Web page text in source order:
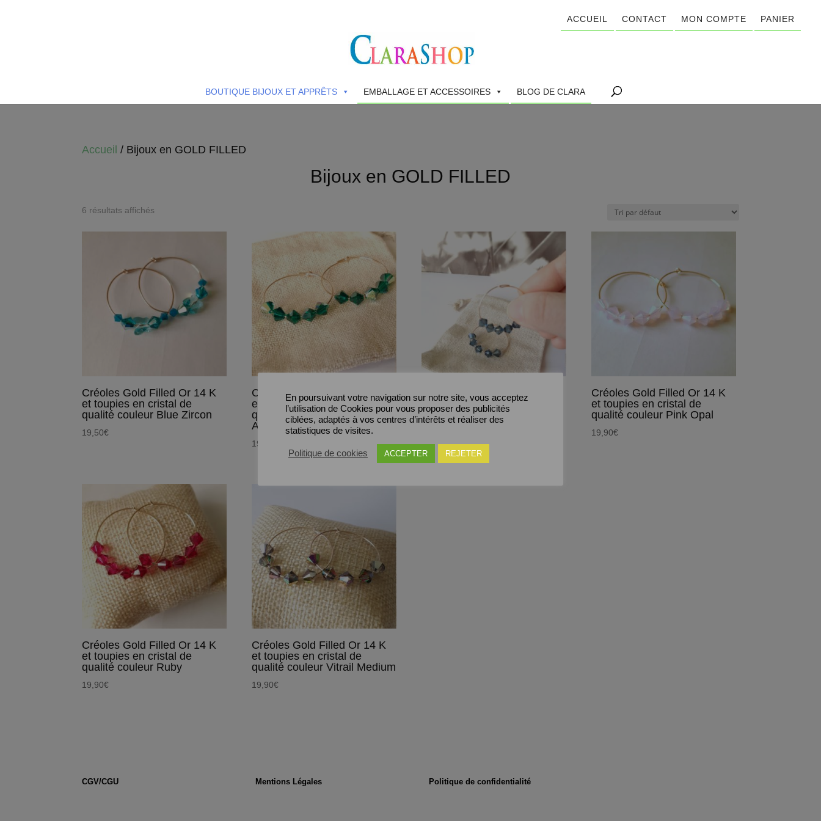
ACCUEIL CONTACT MON COMPTE PANIER
BOUTIQUE BIJOUX ET APPRÊTS EMBALLAGE ET ACCESSOIRES BLOG DE CLARA
Accueil / Bijoux en GOLD FILLED
Bijoux en GOLD FILLED
6 résultats affichés
Créoles Gold Filled Or 14 K
et toupies en cristal de
qualité couleur Blue Zircon
19,50€
Créoles Gold Filled Or 14 K
et toupies en cristal de
qualité couleur Emerald
Aurora Boreale
19,90
Créoles Gold Filled Or 14 K
et toupies en cristal de
qualité couleur Indicolite
Créoles Gold Filled Or 14 K
et toupies en cristal de
qualité couleur Pink Opal
19,90€
Créoles Gold Filled Or 14 K
et toupies en cristal de
qualité couleur Ruby
19,90€
Créoles Gold Filled Or 14 K
et toupies en cristal de
qualité couleur Vitrail Medium
19,90€
CGV/CGU Mentions Légales Politique de confidentialité
En poursuivant votre navigation sur notre site, vous acceptez
l’utilisation de Cookies pour vous proposer des publicités
ciblées, adaptés à vos centres d’intérêts et réaliser des
statistiques de visites.
Politique de cookies ACCEPTER REJETER